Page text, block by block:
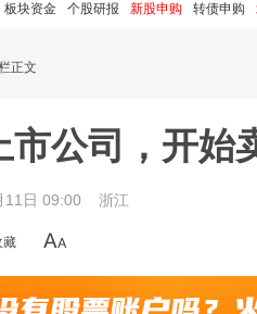
板块资金 个股研报 新股申购 转债申购
正文
市公司，开始
11日 09:00 浙江
藏